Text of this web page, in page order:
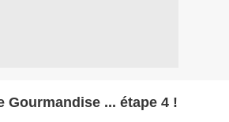
Gourmandise ... étape 4 !